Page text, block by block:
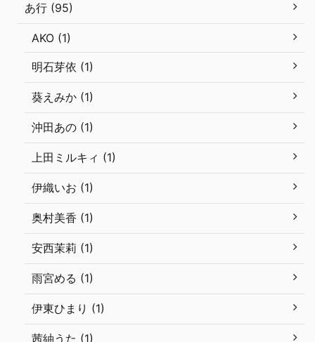
あ行 (95)
AKO (1)
明石芽依 (1)
葵えみか (1)
沖田あの (1)
上田ミルキィ (1)
伊織いお (1)
奥村美香 (1)
安西茉莉 (1)
雨宮める (1)
伊東ひまり (1)
茜紬うた (1)